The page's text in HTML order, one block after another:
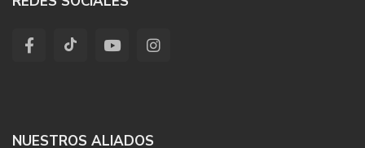
NUESTROS ALIADOS